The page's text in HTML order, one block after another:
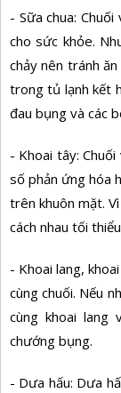
- Sữa chua:
cho sức khỏe.
chảy nên tránh
trong tủ lạnh kết
đau bụng và các
- Khoai tây:
số phản ứng hóa
trên khuôn mặt.
cách nhau tối
- Khoai lang,
cùng chuối. Nếu
cùng khoai
chướng bụng.
- Dưa hấu: Dưa